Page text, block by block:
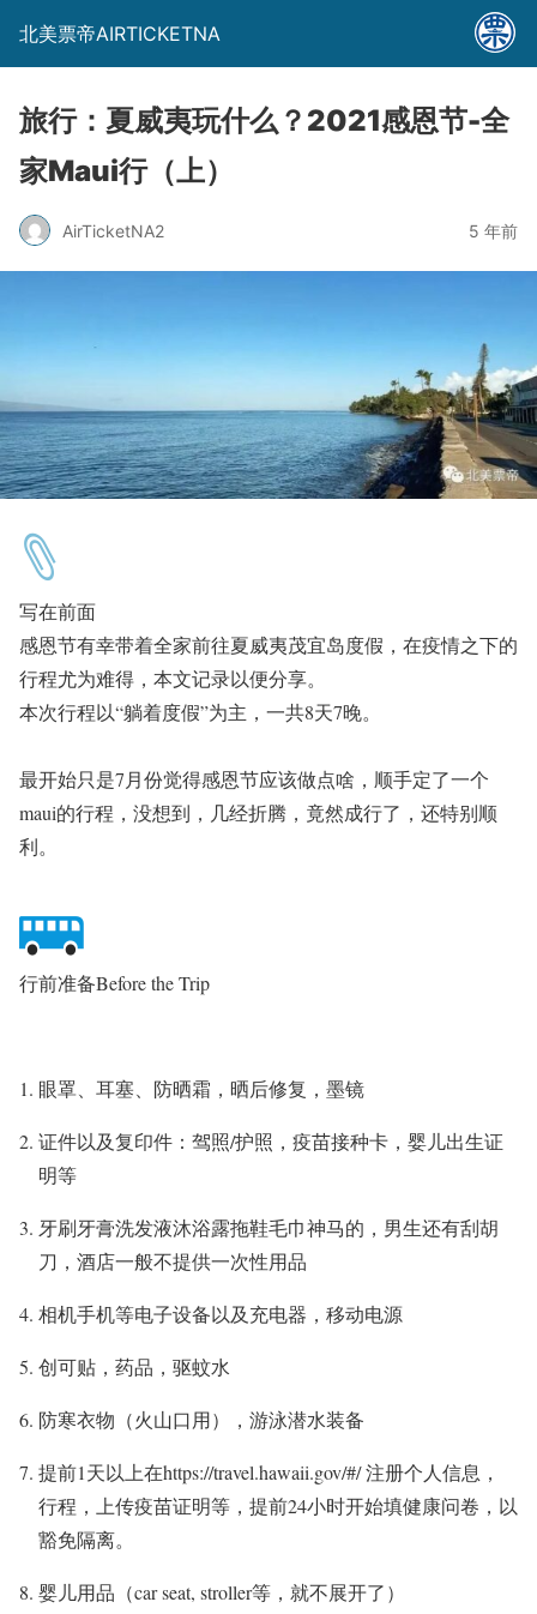
北美票帝AIRTICKETNA
旅行：夏威夷玩什么？2021感恩节-全
家Maui行（上）
AirTicketNA2 5 年前
写在前面
感恩节有幸带着全家前往夏威夷茂宜岛度假，在疫情之下的
行程尤为难得，本文记录以便分享。
本次行程以“躺着度假”为主，一共8天7晚。
最开始只是7月份觉得感恩节应该做点啥，顺手定了一个
maui的行程，没想到，几经折腾，竟然成行了，还特别顺
利。
行前准备Before the Trip
眼罩、耳塞、防晒霜，晒后修复，墨镜
证件以及复印件：驾照/护照，疫苗接种卡，婴儿出生证
明等
牙刷牙膏洗发液沐浴露拖鞋毛巾神马的，男生还有刮胡
刀，酒店一般不提供一次性用品
相机手机等电子设备以及充电器，移动电源
创可贴，药品，驱蚊水
防寒衣物（火山口用），游泳潜水装备
提前1天以上在https://travel.hawaii.gov/#/ 注册个人信息，
行程，上传疫苗证明等，提前24小时开始填健康问卷，以
豁免隔离。
婴儿用品（car seat, stroller等，就不展开了）